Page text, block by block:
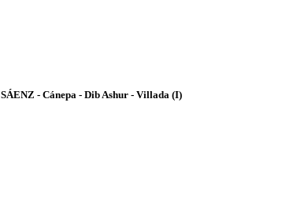
SÁENZ - Cánepa - Dib Ashur - Villada (I)